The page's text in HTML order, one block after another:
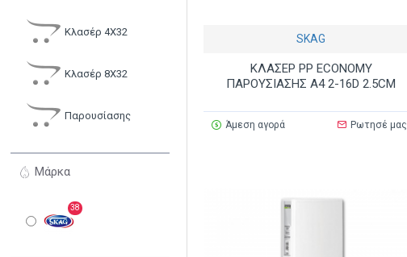
Κλασέρ 4Χ32
Κλασέρ 8Χ32
Παρουσίασης
Μάρκα
38
SKAG
ΚΛΑΣΕΡ PP ECONOMY
ΠΑΡΟΥΣΙΑΣΗΣ Α4 2-16D 2.5CM
Άμεση αγορά Ρωτησέ μας